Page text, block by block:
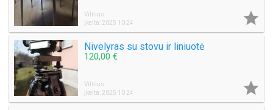
Vilnius
Įkelta: 2025 10 24

Nivelyras su stovu ir liniuotė
120,00 €
Vilnius
Įkelta: 2025 10 24
